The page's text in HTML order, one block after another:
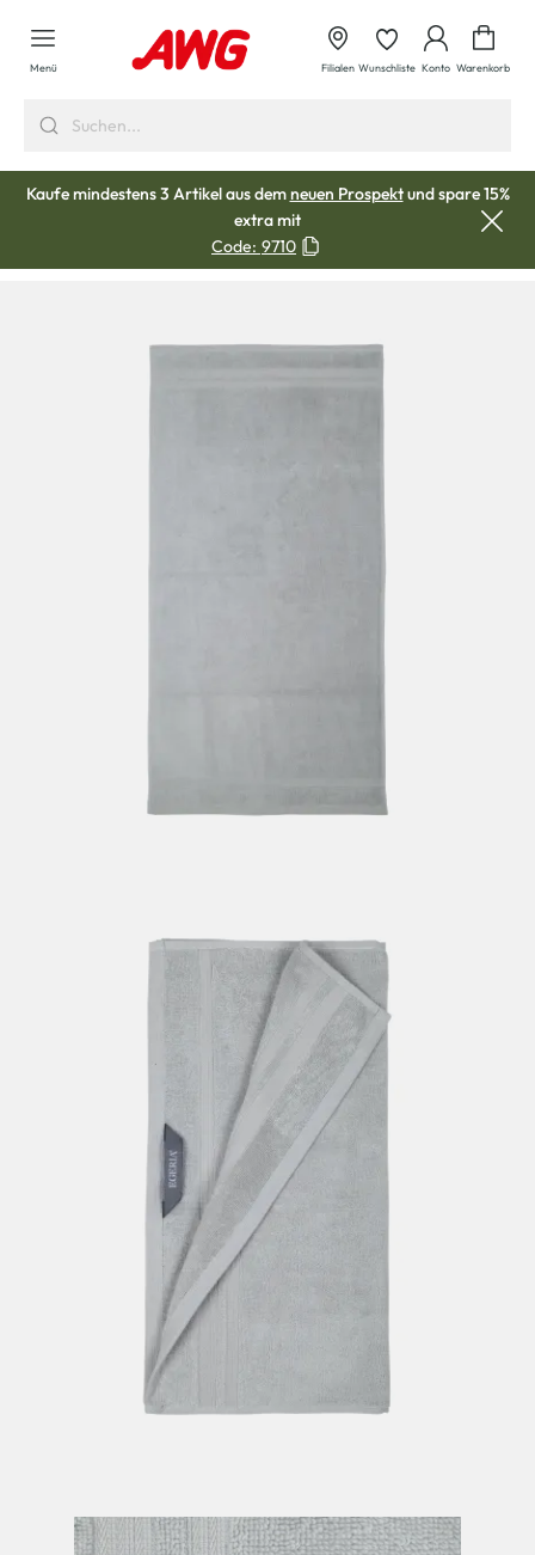
springen
Menü Filialen Wunschliste Konto Warenkorb
Kaufe mindestens 3 Artikel aus demneuen Prospektund spare 15%
extra mit
Code: 9710